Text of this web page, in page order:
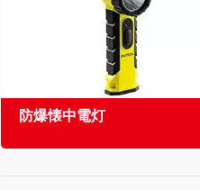
防爆懐中電灯